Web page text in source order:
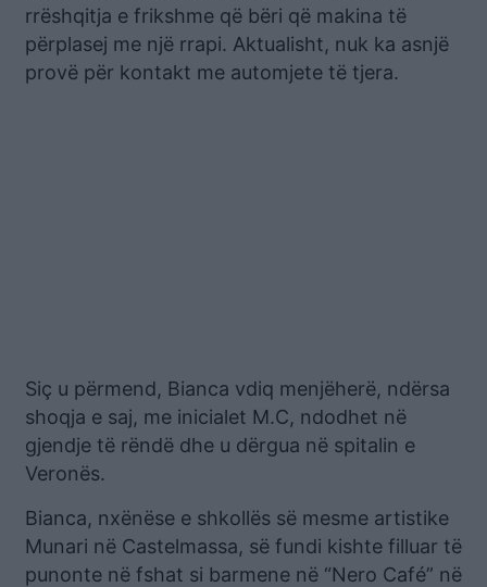
rrëshqitja e frikshme që bëri që makina të
përplasej me një rrapi. Aktualisht, nuk ka asnjë
provë për kontakt me automjete të tjera.
Siç u përmend, Bianca vdiq menjëherë, ndërsa
shoqja e saj, me inicialet M.C, ndodhet në
gjendje të rëndë dhe u dërgua në spitalin e
Veronës.
Bianca, nxënëse e shkollës së mesme artistike
Munari në Castelmassa, së fundi kishte filluar të
punonte në fshat si barmene në “Nero Café” në